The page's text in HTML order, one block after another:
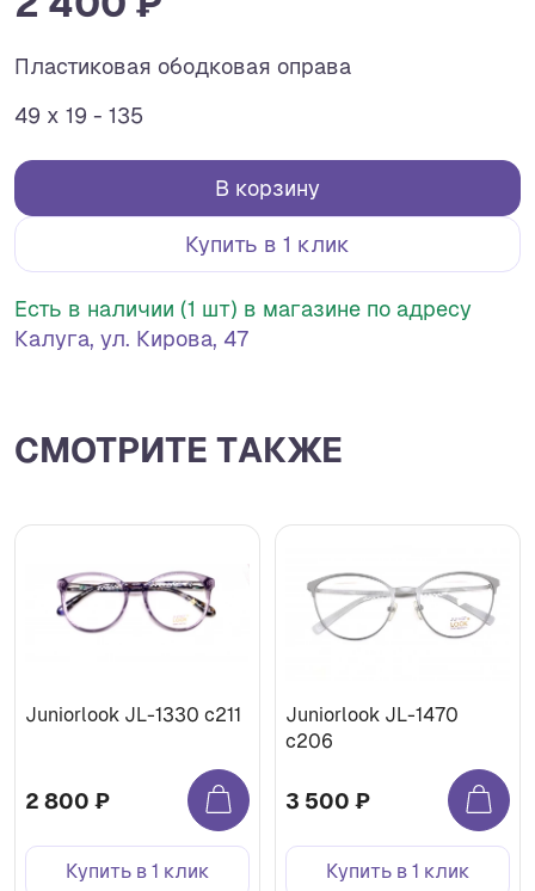
Пластиковая ободковая оправа
49 x 19 - 135
В корзину
Купить в 1 клик
Есть в наличии (1 шт) в магазине по адресу
Калуга, ул. Кирова, 47
СМОТРИТЕ ТАКЖЕ
Juniorlook JL-1330 c211
2 800 ₽
Купить в 1 клик
Juniorlook JL-1470
c206
3 500 ₽
Купить в 1 клик